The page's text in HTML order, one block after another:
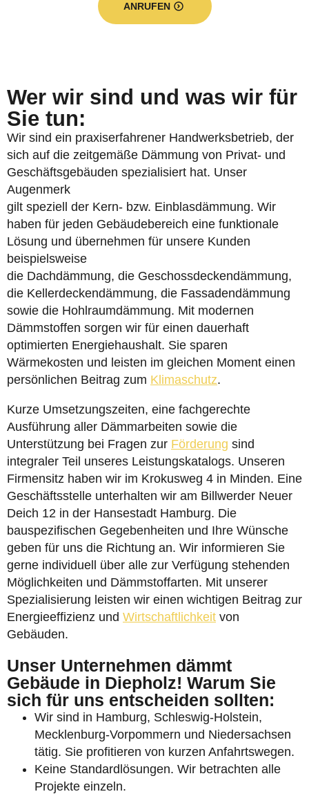
ANRUFEN
Wer wir sind und was wir für
Sie tun:
Wir sind ein praxiserfahrener Handwerksbetrieb, der
sich auf die zeitgemäße Dämmung von Privat- und
Geschäftsgebäuden spezialisiert hat. Unser
Augenmerk
gilt speziell der Kern- bzw. Einblasdämmung. Wir
haben für jeden Gebäudebereich eine funktionale
Lösung und übernehmen für unsere Kunden
beispielsweise
die Dachdämmung, die Geschossdeckendämmung,
die Kellerdeckendämmung, die Fassadendämmung
sowie die Hohlraumdämmung. Mit modernen
Dämmstoffen sorgen wir für einen dauerhaft
optimierten Energiehaushalt. Sie sparen
Wärmekosten und leisten im gleichen Moment einen
persönlichen Beitrag zum Klimaschutz.
Kurze Umsetzungszeiten, eine fachgerechte
Ausführung aller Dämmarbeiten sowie die
Unterstützung bei Fragen zur Förderung sind
integraler Teil unseres Leistungskatalogs. Unseren
Firmensitz haben wir im Krokusweg 4 in Minden. Eine
Geschäftsstelle unterhalten wir am Billwerder Neuer
Deich 12 in der Hansestadt Hamburg. Die
bauspezifischen Gegebenheiten und Ihre Wünsche
geben für uns die Richtung an. Wir informieren Sie
gerne individuell über alle zur Verfügung stehenden
Möglichkeiten und Dämmstoffarten. Mit unserer
Spezialisierung leisten wir einen wichtigen Beitrag zur
Energieeffizienz und Wirtschaftlichkeit von
Gebäuden.
Unser Unternehmen dämmt
Gebäude in Diepholz! Warum Sie
sich für uns entscheiden sollten:
Wir sind in Hamburg, Schleswig-Holstein,
Mecklenburg-Vorpommern und Niedersachsen
tätig. Sie profitieren von kurzen Anfahrtswegen.
Keine Standardlösungen. Wir betrachten alle
Projekte einzeln.